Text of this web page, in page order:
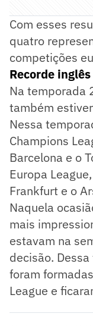
Com esses
quatro
competições
Recorde
Na temporada
também
Nessa
Champions
Barcelona e o
Europa
Frankfurt e o
Naquela
mais
estavam na
decisão.
foram
League e